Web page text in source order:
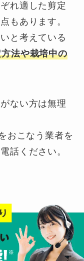
れ適した剪定
もあります。
と考えている
法や栽培中の
ない方は無理
おこなう業者を
話ください。